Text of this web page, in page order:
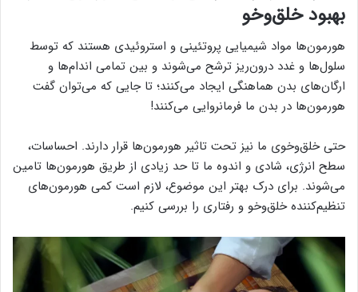
بهبود خلق‌وخو
هورمون‌ها مواد شیمیایی پروتئینی و استروئیدی هستند که توسط
سلول‌ها و غدد درون‌ریز ترشح می‌شوند و بین تمامی اندام‌ها و
ارگان‌های بدن هماهنگی ایجاد می‌کنند؛ تا جایی که می‌توان گفت
هورمون‌ها در بدن ما فرمانروایی می‌کنند!
حتی خلق‌وخوی ما نیز تحت تاثیر هورمون‌ها قرار دارند. احساسات،
سطح انرژی، شادی و اندوه ما تا حد زیادی از طریق هورمون‌ها تامین
می‌شوند. برای درک بهتر این موضوع، لازم است کمی هورمون‌های
تنظیم‌کننده خلق‌وخو و رفتاری را بررسی کنیم.